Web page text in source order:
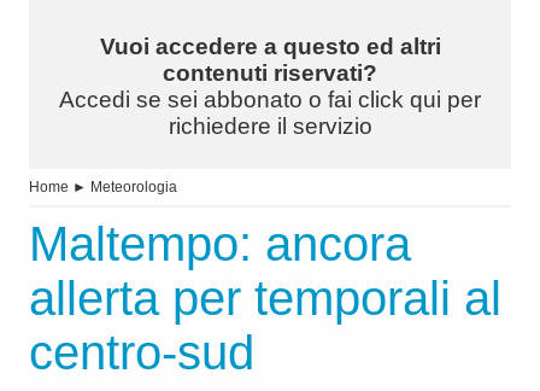
Vuoi accedere a questo ed altri
contenuti riservati?
Accedi se sei abbonato o fai click qui per
richiedere il servizio
Home ► Meteorologia
Maltempo: ancora
allerta per temporali al
centro-sud